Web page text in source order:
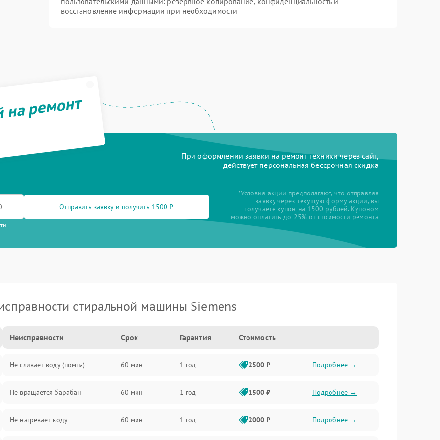
восстановление информации при необходимости
ремонт
При оформлении заявки на ремонт техники через сайт,
действует персональная бессрочная скидка
Отправить заявку и получить 1500 ₽
*Условия акции предполагают, что отправляя
заявку через текущую форму акции, вы
получаете купон на 1500 рублей. Купоном
можно оплатить до 25% от стоимости ремонта
стиральной машины Siemens
Неисправности Срок Гарантия Стоимость
Не сливает воду (помпа) 60 мин 1 год 2500 ₽ Подробнее →
Не вращается барабан 60 мин 1 год 1500 ₽ Подробнее →
Не нагревает воду 60 мин 1 год 2000 ₽ Подробнее →